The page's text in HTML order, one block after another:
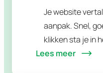
Je website
aanpak. Snel,
klikken sta je in
eender welke
Lees meer